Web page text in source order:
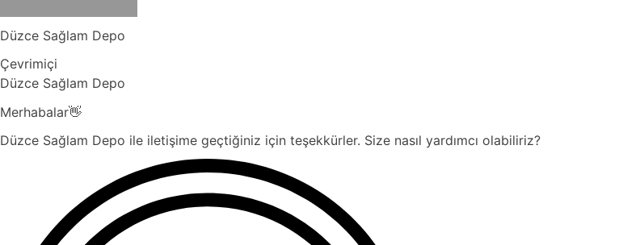
Düzce Sağlam Depo
Çevrimiçi
Düzce Sağlam Depo
Merhabalar👋
Düzce Sağlam Depo ile iletişime geçtiğiniz için teşekkürler. Size nasıl yardımcı olabiliriz?